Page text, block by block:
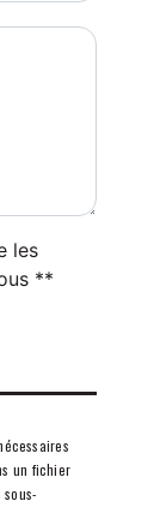
les
**
un fichier